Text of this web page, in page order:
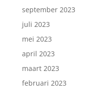
september 2023
juli 2023
mei 2023
april 2023
maart 2023
februari 2023